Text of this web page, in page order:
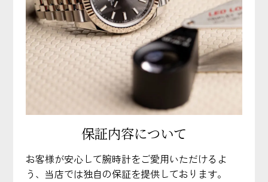
保証内容について
お客様が安心して腕時計をご愛用いただけるよ
う、当店では独自の保証を提供しております。